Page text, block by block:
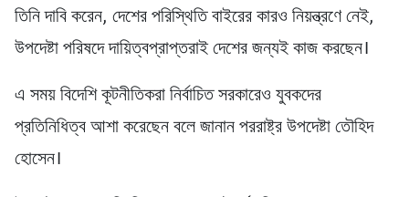
তিনি দাবি করেন, দেশের পরিস্থিতি বাইরের কারও নিয়ন্ত্রণে নেই,
উপদেষ্টা পরিষদে দায়িত্বপ্রাপ্তরাই দেশের জন্যই কাজ করছেন।
এ সময় বিদেশি কূটনীতিকরা নির্বাচিত সরকারেও যুবকদের
প্রতিনিধিত্ব আশা করেছেন বলে জানান পররাষ্ট্র উপদেষ্টা তৌহিদ
হোসেন।